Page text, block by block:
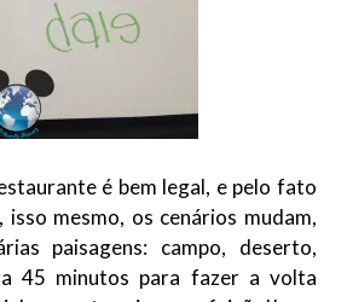
é bem legal, e pelo fato
mesmo, os cenários mudam,
paisagens: campo, deserto,
45 minutos para fazer a volta